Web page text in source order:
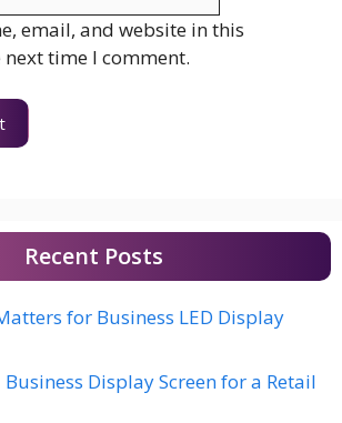
email, and website in this
time I comment.
Recent Posts
for Business LED Display
Business Display Screen for a Retail